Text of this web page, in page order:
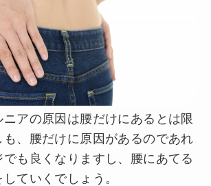
アの原因は腰だけにあるとは限
も、腰だけに原因があるのであれ
も良くなりますし、腰にあてる
ていくでしょう。